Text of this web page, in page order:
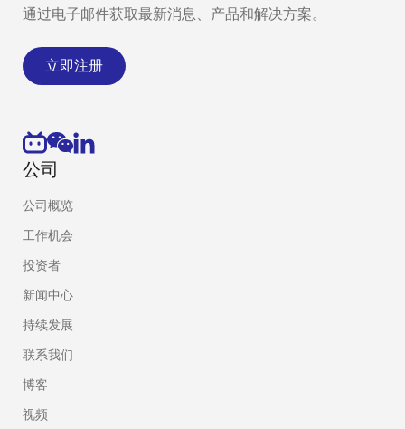
通过电子邮件获取最新消息、产品和解决方案。
立即注册
公司
公司概览
工作机会
投资者
新闻中心
持续发展
联系我们
博客
视频